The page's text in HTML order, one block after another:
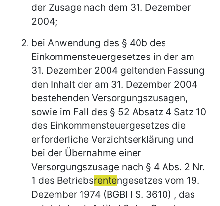
der Zusage nach dem 31. Dezember
2004;
bei Anwendung des § 40b des
Einkommensteuergesetzes in der am
31. Dezember 2004 geltenden Fassung
den Inhalt der am 31. Dezember 2004
bestehenden Versorgungszusagen,
sowie im Fall des § 52 Absatz 4 Satz 10
des Einkommensteuergesetzes die
erforderliche Verzichtserklärung und
bei der Übernahme einer
Versorgungszusage nach § 4 Abs. 2 Nr.
1 des Betriebsrentengesetzes vom 19.
Dezember 1974 (BGBl I S. 3610) , das